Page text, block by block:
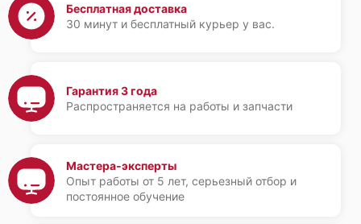
Бесплатная доставка
30 минут и бесплатный курьер у вас.
Гарантия 3 года
Распространяется на работы и запчасти
Мастера-эксперты
Опыт работы от 5 лет, серьезный отбор и
постоянное обучение